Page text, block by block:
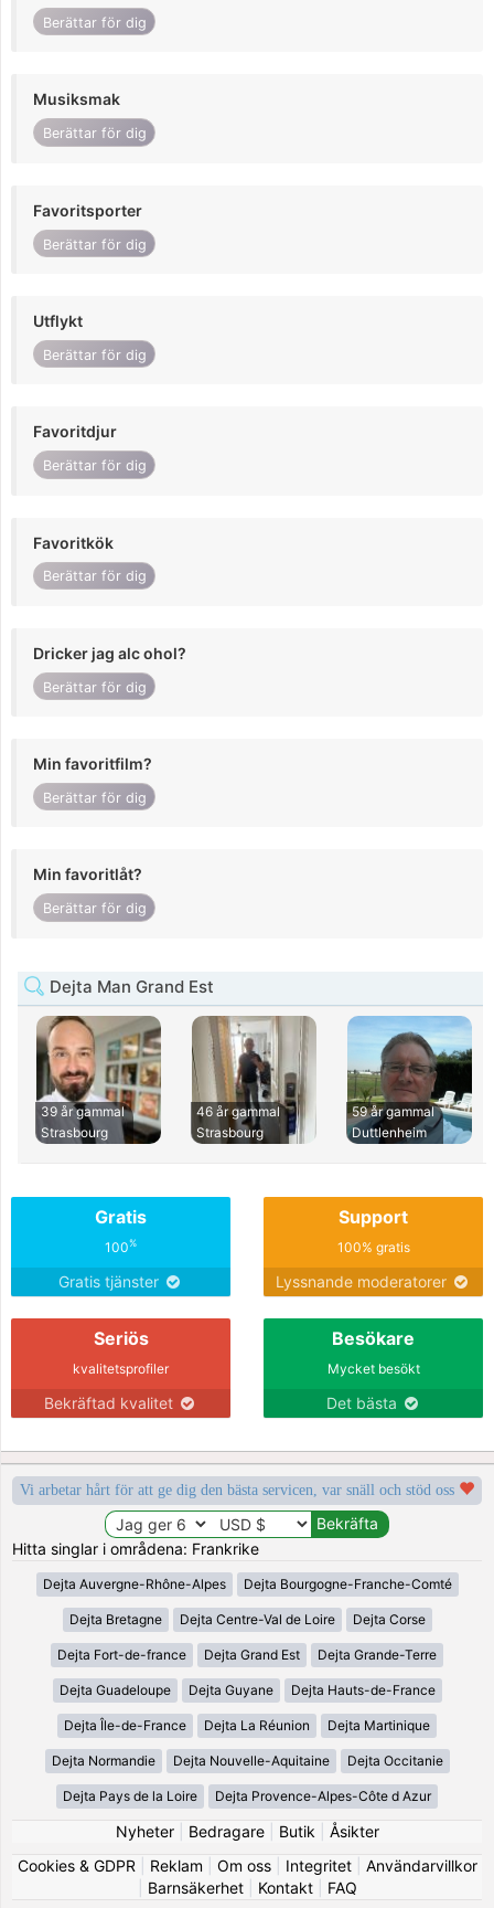
Berättar för dig
Musiksmak
Berättar för dig
Favoritsporter
Berättar för dig
Utflykt
Berättar för dig
Favoritdjur
Berättar för dig
Favoritkök
Berättar för dig
Dricker jag alc ohol?
Berättar för dig
Min favoritfilm?
Berättar för dig
Min favoritlåt?
Berättar för dig
Dejta Man Grand Est
39 år gammal
Strasbourg
46 år gammal
Strasbourg
59 år gammal
Duttlenheim
Gratis
100%
Gratis tjänster
Support
100% gratis
Lyssnande moderatorer
Seriös
kvalitetsprofiler
Bekräftad kvalitet
Besökare
Mycket besökt
Det bästa
Vi arbetar hårt för att ge dig den bästa servicen, var snäll och stöd oss
Hitta singlar i områdena: Frankrike
Dejta Auvergne-Rhône-Alpes Dejta Bourgogne-Franche-Comté
Dejta Bretagne Dejta Centre-Val de Loire Dejta Corse
Dejta Fort-de-france Dejta Grand Est Dejta Grande-Terre
Dejta Guadeloupe Dejta Guyane Dejta Hauts-de-France
Dejta Île-de-France Dejta La Réunion Dejta Martinique
Dejta Normandie Dejta Nouvelle-Aquitaine Dejta Occitanie
Dejta Pays de la Loire Dejta Provence-Alpes-Côte d Azur
Nyheter| Bedragare| Butik
Åsikter
Cookies & GDPR
Reklam Om oss| Integritet| Användarvillkor
Barnsäkerhet| Kontakt| FAQ